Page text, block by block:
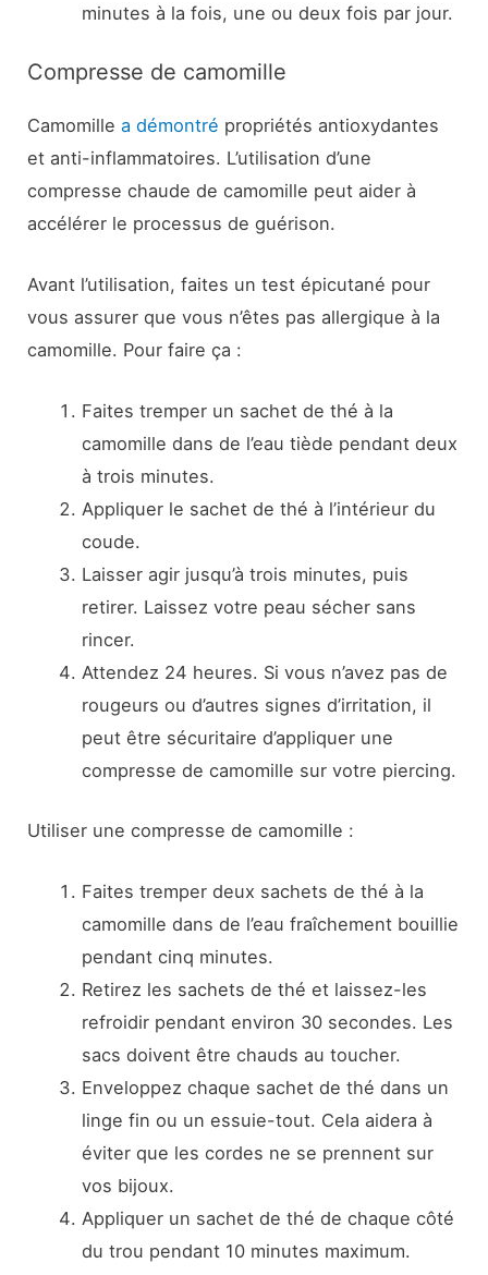
minutes à la fois, une ou deux fois par jour.
Compresse de camomille
Camomillea démontré propriétés antioxydantes
et anti-inflammatoires. L’utilisation d’une
compresse chaude de camomille peut aider à
accélérer le processus de guérison.
Avant l’utilisation, faites un test épicutané pour
vous assurer que vous n’êtes pas allergique à la
camomille. Pour faire ça :
Faites tremper un sachet de thé à la
camomille dans de l’eau tiède pendant deux
à trois minutes.
Appliquer le sachet de thé à l’intérieur du
coude.
Laisser agir jusqu’à trois minutes, puis
retirer. Laissez votre peau sécher sans
rincer.
Attendez 24 heures. Si vous n’avez pas de
rougeurs ou d’autres signes d’irritation, il
peut être sécuritaire d’appliquer une
compresse de camomille sur votre piercing.
Utiliser une compresse de camomille :
Faites tremper deux sachets de thé à la
camomille dans de l’eau fraîchement bouillie
pendant cinq minutes.
Retirez les sachets de thé et laissez-les
refroidir pendant environ 30 secondes. Les
sacs doivent être chauds au toucher.
Enveloppez chaque sachet de thé dans un
linge fin ou un essuie-tout. Cela aidera à
éviter que les cordes ne se prennent sur
vos bijoux.
Appliquer un sachet de thé de chaque côté
du trou pendant 10 minutes maximum.